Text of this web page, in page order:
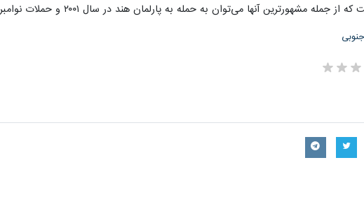
مشهورترین آنها می‌توان به حمله به پارلمان هند در سال ۲۰۰۱ و حملات نوامبر ۲۰۰۸ در بمبئی اشاره کرد.